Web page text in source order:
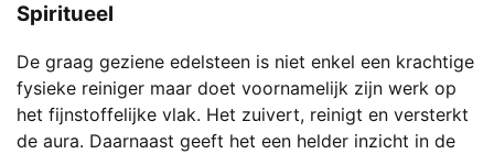
Spiritueel
De graag geziene edelsteen is niet enkel een krachtige
fysieke reiniger maar doet voornamelijk zijn werk op
het fijnstoffelijke vlak. Het zuivert, reinigt en versterkt
de aura. Daarnaast geeft het een helder inzicht in de